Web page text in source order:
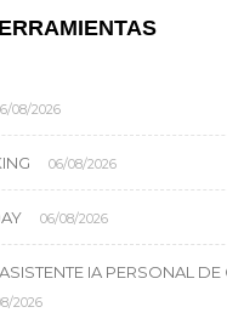
08/2026
06/08/2026
06/08/2026
IA PERSONAL
2026